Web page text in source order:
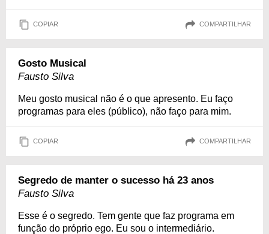
COPIAR COMPARTILHAR
Gosto Musical
Fausto Silva
Meu gosto musical não é o que apresento. Eu faço
programas para eles (público), não faço para mim.
COPIAR COMPARTILHAR
Segredo de manter o sucesso há 23 anos
Fausto Silva
Esse é o segredo. Tem gente que faz programa em
função do próprio ego. Eu sou o intermediário.